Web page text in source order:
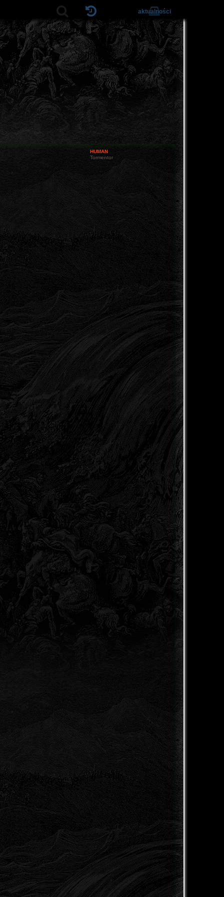
aktualności
HUMAN
Tormentor